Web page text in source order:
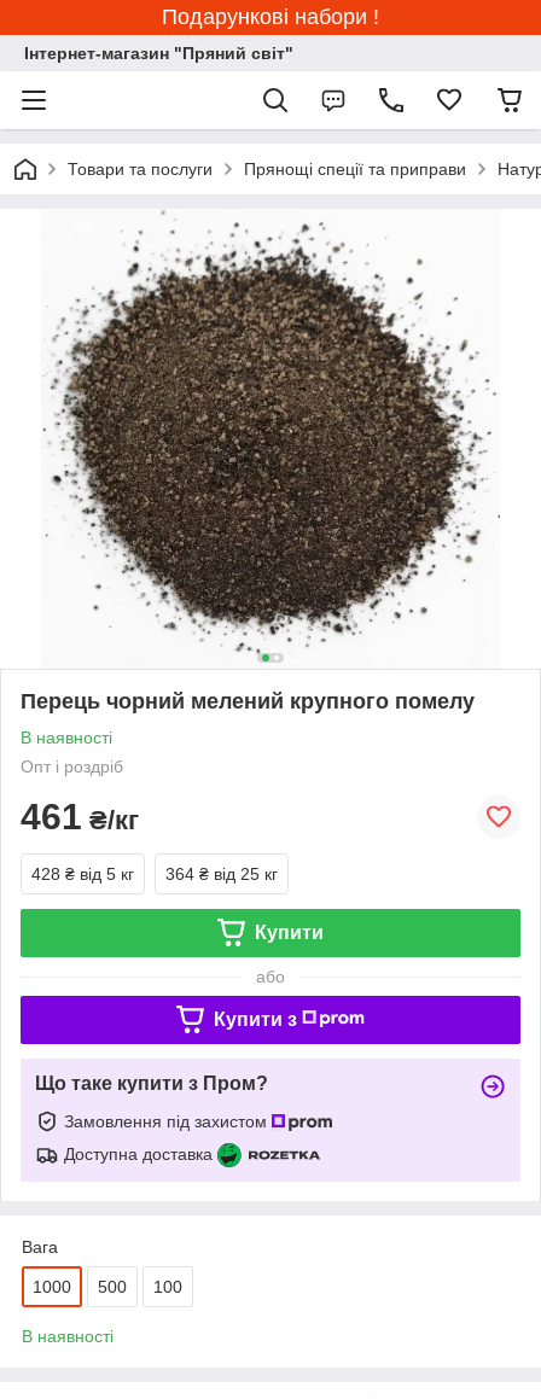
Подарункові набори !
Інтернет-магазин "Пряний світ"
Товари та послуги Прянощі спеції та приправи
Перець чорний мелений крупного помелу
В наявності
Опт і роздріб
461 ₴/кг
428 ₴ від 5 кг 364 ₴ від 25 кг
Купити
або
Купити з
Що таке купити з Пром?
Замовлення під захистом
Доступна доставка
Вага
1000 500 100
В наявності